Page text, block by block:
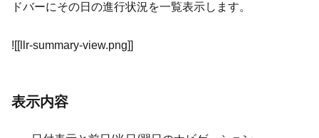
ドバーにその日の進行状況を一覧表示します。
![[llr-summary-view.png]]
表示内容